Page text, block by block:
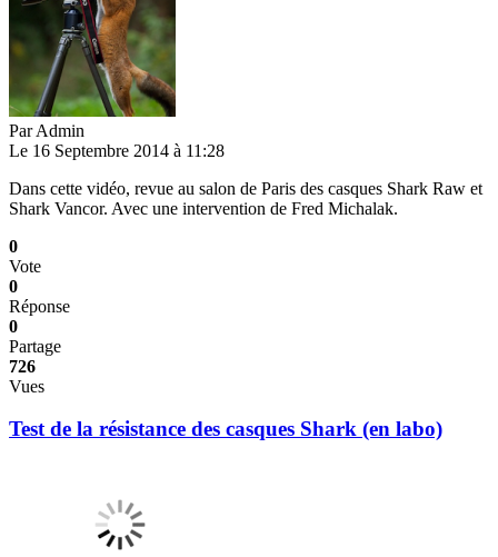
ParAdmin
Le 16 Septembre 2014 à 11:28
Dans cette vidéo, revue au salon de Paris des casques Shark Raw et
Shark Vancor. Avec une intervention de Fred Michalak.
0
Vote
0
Réponse
0
Partage
726
Vues
Test de la résistance des casques Shark (en labo)